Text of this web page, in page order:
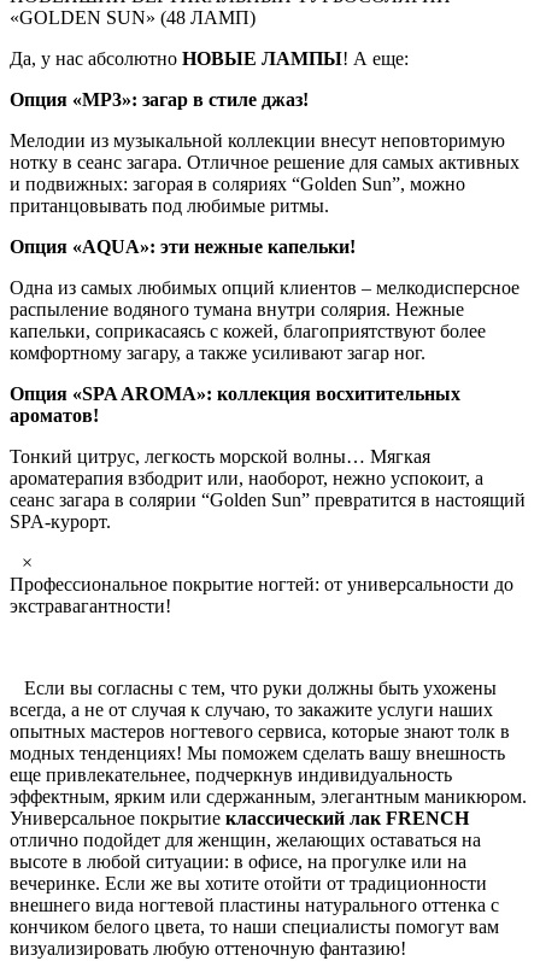
«GOLDEN SUN» (48 ЛАМП)
Да, у нас абсолютно НОВЫЕ ЛАМПЫ! А еще:
Опция «МР3»: загар в стиле джаз!
Мелодии из музыкальной коллекции внесут неповторимую
нотку в сеанс загара. Отличное решение для самых активных
и подвижных: загорая в соляриях “Golden Sun”, можно
пританцовывать под любимые ритмы.
Опция «AQUA»: эти нежные капельки!
Одна из самых любимых опций клиентов – мелкодисперсное
распыление водяного тумана внутри солярия. Нежные
капельки, соприкасаясь с кожей, благоприятствуют более
комфортному загару, а также усиливают загар ног.
Опция «SPA AROMA»: коллекция восхитительных
ароматов!
Тонкий цитрус, легкость морской волны… Мягкая
ароматерапия взбодрит или, наоборот, нежно успокоит, а
сеанс загара в солярии “Golden Sun” превратится в настоящий
SPA-курорт.
×
Профессиональное покрытие ногтей: от универсальности до
экстравагантности!
Если вы согласны с тем, что руки должны быть ухожены
всегда, а не от случая к случаю, то закажите услуги наших
опытных мастеров ногтевого сервиса, которые знают толк в
модных тенденциях! Мы поможем сделать вашу внешность
еще привлекательнее, подчеркнув индивидуальность
эффектным, ярким или сдержанным, элегантным маникюром.
Универсальное покрытие классический лак FRENCH
отлично подойдет для женщин, желающих оставаться на
высоте в любой ситуации: в офисе, на прогулке или на
вечеринке. Если же вы хотите отойти от традиционности
внешнего вида ногтевой пластины натурального оттенка с
кончиком белого цвета, то наши специалисты помогут вам
визуализировать любую оттеночную фантазию!